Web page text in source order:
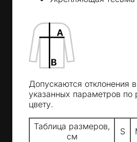
Допускаются отклонения
указанных параметров по
цвету.
Таблица размеров,
см
S